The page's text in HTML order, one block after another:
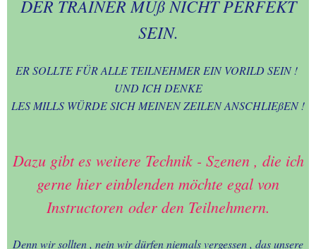
DER TRAINER MUß NICHT PERFEKT
SEIN.
ER SOLLTE FÜR ALLE TEILNEHMER EIN VORILD SEIN !
UND ICH DENKE
LES MILLS WÜRDE SICH MEINEN ZEILEN ANSCHLIEßEN !
Dazu gibt es weitere Technik - Szenen , die ich
gerne hier einblenden möchte egal von
Instructoren oder den Teilnehmern.
Denn wir sollten , nein wir dürfen niemals vergessen , das unsere